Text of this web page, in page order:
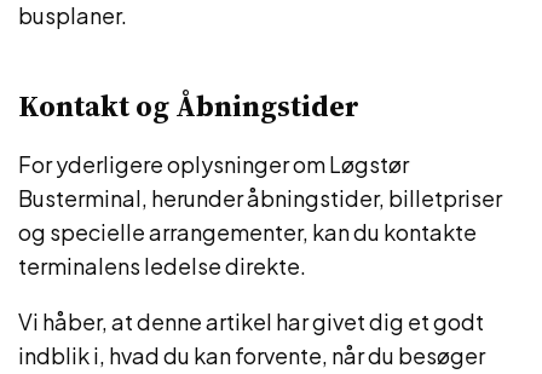
busplaner.
Kontakt og Åbningstider
For yderligere oplysninger om Løgstør
Busterminal, herunder åbningstider, billetpriser
og specielle arrangementer, kan du kontakte
terminalens ledelse direkte.
Vi håber, at denne artikel har givet dig et godt
indblik i, hvad du kan forvente, når du besøger